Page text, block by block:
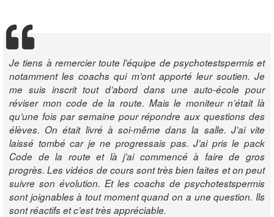
Je tiens à remercier toute l’équipe de psychotestspermis et
notamment les coachs qui m’ont apporté leur soutien. Je
me suis inscrit tout d’abord dans une auto-école pour
réviser mon code de la route. Mais le moniteur n’était là
qu’une fois par semaine pour répondre aux questions des
élèves. On était livré à soi-même dans la salle. J’ai vite
laissé tombé car je ne progressais pas. J’ai pris le pack
Code de la route et là j’ai commencé à faire de gros
progrès. Les vidéos de cours sont très bien faites et on peut
suivre son évolution. Et les coachs de psychotestspermis
sont joignables à tout moment quand on a une question. Ils
sont réactifs et c’est très appréciable.